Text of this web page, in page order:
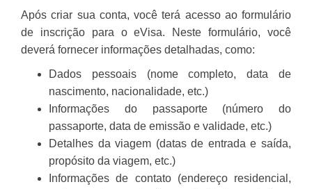
Após criar sua conta, você terá acesso ao formulário
de inscrição para o eVisa. Neste formulário, você
deverá fornecer informações detalhadas, como:
Dados pessoais (nome completo, data de
nascimento, nacionalidade, etc.)
Informações do passaporte (número do
passaporte, data de emissão e validade, etc.)
Detalhes da viagem (datas de entrada e saída,
propósito da viagem, etc.)
Informações de contato (endereço residencial,